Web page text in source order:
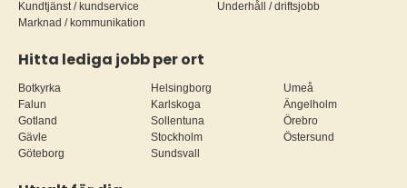
Kundtjänst / kundservice
Marknad / kommunikation
Underhåll / driftsjobb
Hitta lediga jobb per ort
Botkyrka
Falun
Gotland
Gävle
Göteborg
Helsingborg
Karlskoga
Sollentuna
Stockholm
Sundsvall
Umeå
Ängelholm
Örebro
Östersund